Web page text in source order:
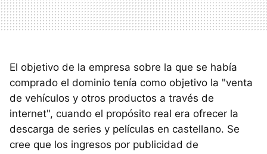
El objetivo de la empresa sobre la que se había
comprado el dominio tenía como objetivo la "venta
de vehículos y otros productos a través de
internet", cuando el propósito real era ofrecer la
descarga de series y películas en castellano. Se
cree que los ingresos por publicidad de